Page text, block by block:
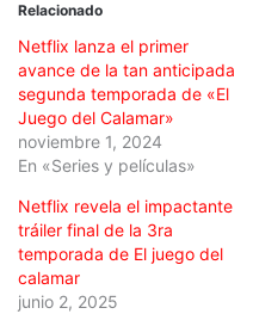
Relacionado
Netflix lanza el primer
avance de la tan anticipada
segunda temporada de «El
Juego del Calamar»
noviembre 1, 2024
En «Series y películas»
Netflix revela el impactante
tráiler final de la 3ra
temporada de El juego del
calamar
junio 2, 2025